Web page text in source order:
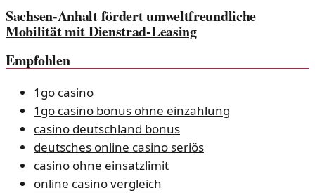
Sachsen-Anhalt fördert umweltfreundliche
Mobilität mit Dienstrad-Leasing
Empfohlen
1go casino
1go casino bonus ohne einzahlung
casino deutschland bonus
deutsches online casino seriös
casino ohne einsatzlimit
online casino vergleich